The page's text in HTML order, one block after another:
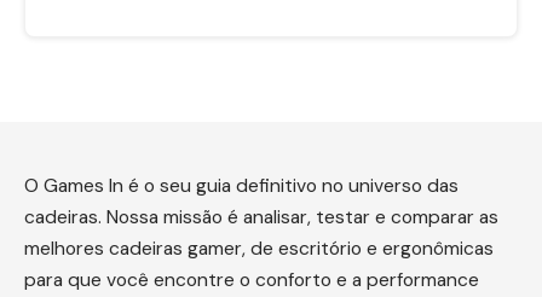
O Games In é o seu guia definitivo no universo das
cadeiras. Nossa missão é analisar, testar e comparar as
melhores cadeiras gamer, de escritório e ergonômicas
para que você encontre o conforto e a performance